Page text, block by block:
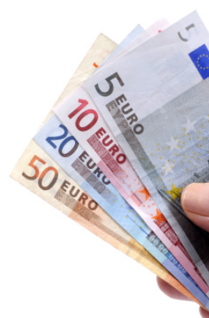
Qui
sommes-
nous ?
S'inscrire à
la
newsletter
Découvrir
l'UNSA
Rémunération
OTE et DDI